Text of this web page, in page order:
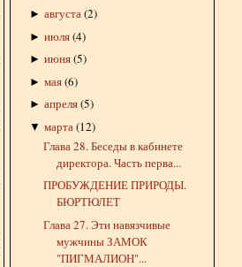
► августа(2)
► июля(4)
► июня(5)
► мая(6)
► апреля(5)
▼ марта (12)
Глава 28. Беседы в кабинете
директора. Часть перва...
ПРОБУЖДЕНИЕ ПРИРОДЫ.
БЮРТЮЛЕТ
Глава 27. Эти навязчивые
мужчины ЗАМОК
"ПИГМАЛИОН"...